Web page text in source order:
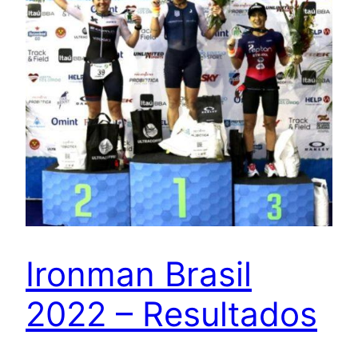
Ironman Brasil
2022 – Resultados